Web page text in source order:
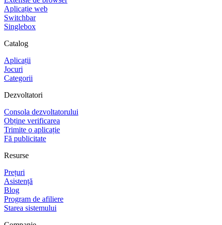
Aplicație web
Switchbar
Singlebox
Catalog
Aplicații
Jocuri
Categorii
Dezvoltatori
Consola dezvoltatorului
Obține verificarea
Trimite o aplicație
Fă publicitate
Resurse
Prețuri
Asistență
Blog
Program de afiliere
Starea sistemului